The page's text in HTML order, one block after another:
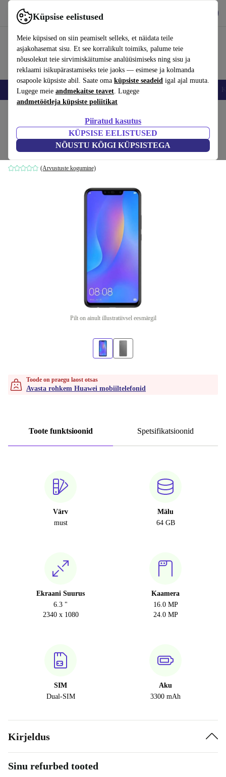
Küpsise eelistused
Meie küpsised on siin peamiselt selleks, et näidata teile
asjakohasemat sisu. Et see korralikult toimiks, palume teie
nõusolekut teie sirvimiskäitumise analüüsimiseks ning sisu ja
reklaami isikupärastamiseks teie jaoks — esimese ja kolmanda
osapoole küpsiste abil. Saate oma küpsiste seadeid igal ajal muuta.
Lugege meie andmekaitse teavet. Lugege
andmetöötleja küpsiste poliitikat
Piiratud kasutus
KÜPSISE EELISTUSED
NÕUSTU KÕIGI KÜPSISTEGA
Kasuta rakendust refurbed kiirelt ja lihtsalt
Nutitelefoni Sülearvutid Tahvelarvutid Nutikellad
Huawei P Smart+ (2018)
64 GB | must
(Arvustuste kogumine)
Pilt on ainult illustratiivsel eesmärgil
Toode on praegu laost otsas
Avasta rohkem Huawei mobiiltelefonid
Toote funktsioonid Spetsifikatsioonid
Värv
must
Mälu
64 GB
Ekraani Suurus
6.3 "
2340 x 1080
Kaamera
16.0 MP
24.0 MP
SIM
Dual-SIM
Aku
3300 mAh
Kirjeldus
Sinu refurbed tooted